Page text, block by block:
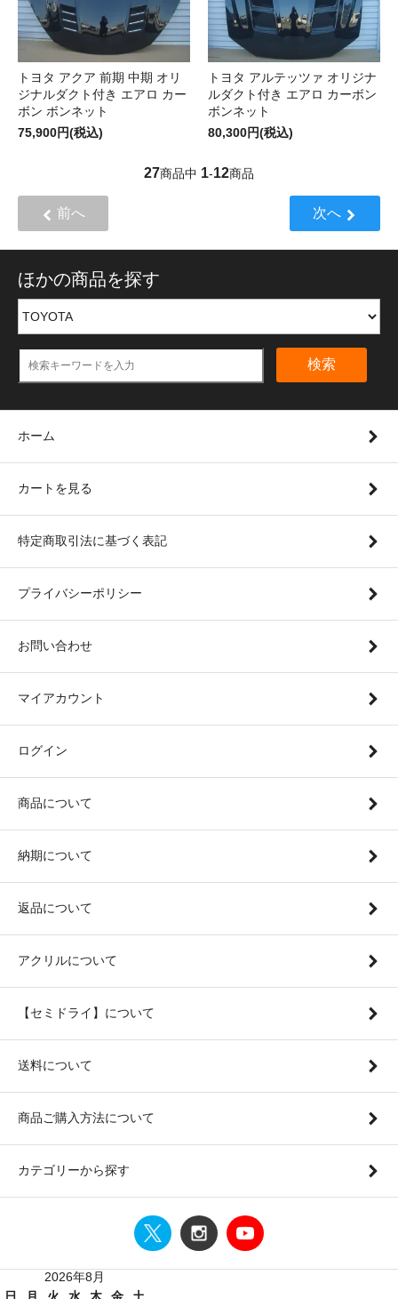
トヨタ アクア 前期 中期 オリ
ジナルダクト付き エアロ カー
ボン ボンネット
75,900円(税込)
トヨタ アルテッツァ オリジナ
ルダクト付き エアロ カーボン
ボンネット
80,300円(税込)
27商品中 1-12商品
前へ 次へ
ほかの商品を探す
検索
ホーム
カートを見る
特定商取引法に基づく表記
プライバシーポリシー
お問い合わせ
マイアカウント
ログイン
商品について
納期について
返品について
アクリルについて
【セミドライ】について
送料について
商品ご購入方法について
カテゴリーから探す
2026年8月